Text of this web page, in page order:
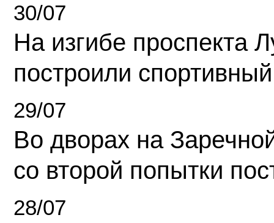
30/07
На изгибе проспекта
построили
29/07
Во дворах на
со второй попытки
28/07